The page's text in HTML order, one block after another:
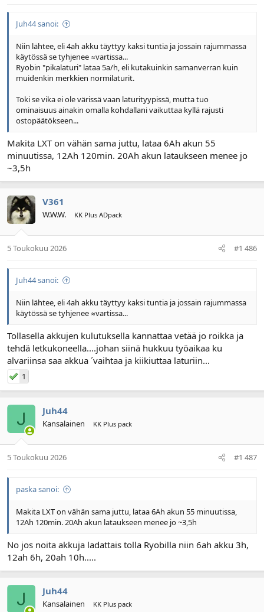
Juh44 sanoi:
Niin lähtee, eli 4ah akku täyttyy kaksi tuntia ja jossain rajummassa
käytössä se tyhjenee ≈vartissa...
Ryobin "pikalaturi" lataa 5a/h, eli kutakuinkin samanverran kuin
muidenkin merkkien normilaturit.
Toki se vika ei ole värissä vaan laturityypissä, mutta tuo
ominaisuus ainakin omalla kohdallani vaikuttaa kyllä rajusti
ostopäätökseen...
Makita LXT on vähän sama juttu, lataa 6Ah akun 55
minuutissa, 12Ah 120min. 20Ah akun lataukseen menee jo
~3,5h
V361
W.W.W. KK Plus ADpack
5 Toukokuu 2026 #1 486
Juh44 sanoi:
Niin lähtee, eli 4ah akku täyttyy kaksi tuntia ja jossain rajummassa
käytössä se tyhjenee ≈vartissa...
Tollasella akkujen kulutuksella kannattaa vetää jo roikka ja
tehdä letkukoneella....johan siinä hukkuu työaikaa ku
alvariinsa saa akkua ´vaihtaa ja kiikiuttaa laturiin...
1
Juh44
Kansalainen KK Plus pack
5 Toukokuu 2026 #1 487
paska sanoi:
Makita LXT on vähän sama juttu, lataa 6Ah akun 55 minuutissa,
12Ah 120min. 20Ah akun lataukseen menee jo ~3,5h
No jos noita akkuja ladattais tolla Ryobilla niin 6ah akku 3h,
12ah 6h, 20ah 10h.....
Juh44
Kansalainen KK Plus pack